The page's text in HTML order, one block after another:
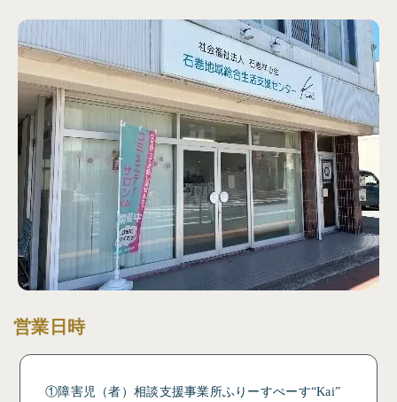
営業日時
①障害児（者）相談支援事業所ふりーすぺーす“Kai”